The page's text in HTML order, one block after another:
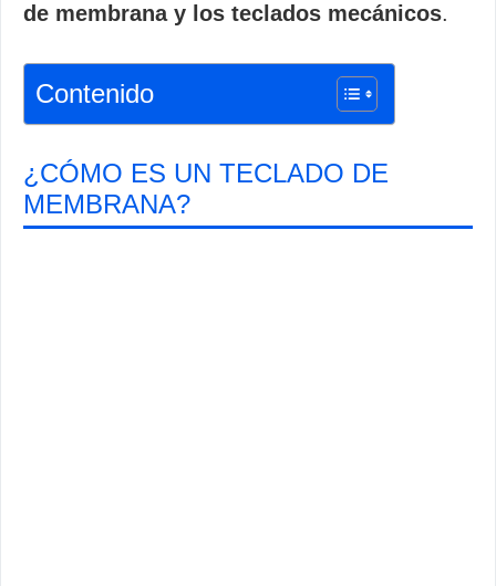
de membrana y los teclados mecánicos.
Contenido
¿CÓMO ES UN TECLADO DE
MEMBRANA?